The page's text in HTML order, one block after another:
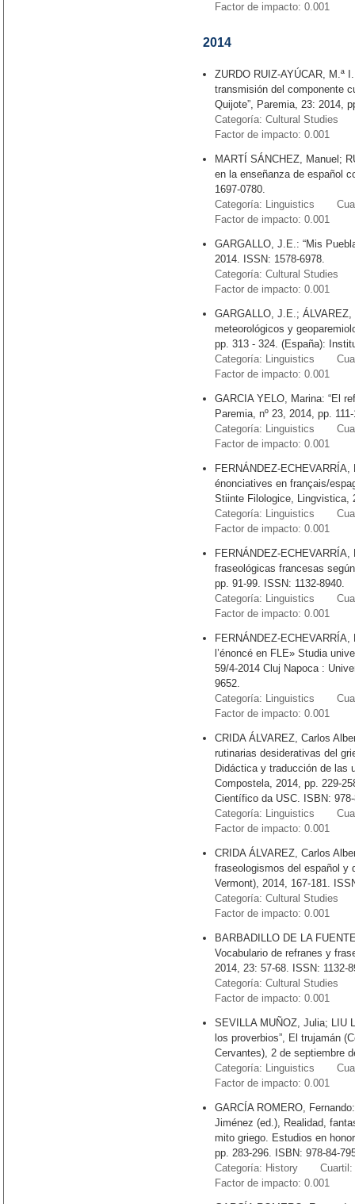
Factor de impacto: 0.001
2014
ZURDO RUIZ-AYÚCAR, M.ª
transmisión del componente
Quijote”, Paremia, 23: 2014,
Categoría: Cultural Studies
Factor de impacto: 0.001
MARTÍ SÁNCHEZ, Manuel;
en la enseñanza de español
1697-0780.
Categoría: Linguistics
Factor de impacto: 0.001
GARGALLO, J.E.: “Mis
2014. ISSN: 1578-6978.
Categoría: Cultural Studies
Factor de impacto: 0.001
GARGALLO, J.E.;
meteorológicos y
pp. 313 - 324. (España):
Categoría: Linguistics
Factor de impacto: 0.001
GARCIA YELO, Marina: “El
Paremia, nº 23, 2014, pp.
Categoría: Linguistics
Factor de impacto: 0.001
FERNÁNDEZ-
énonciatives en français/
Stiinte Filologice, Lingvistica,
Categoría: Linguistics
Factor de impacto: 0.001
FERNÁNDEZ-
fraseológicas francesas
pp. 91-99. ISSN: 1132-8940.
Categoría: Linguistics
Factor de impacto: 0.001
FERNÁNDEZ-
l’énoncé en FLE» Studia
59/4-2014 Cluj Napoca :
9652.
Categoría: Linguistics
Factor de impacto: 0.001
CRIDA ÁLVAREZ, Carlos
rutinarias desiderativas del
Didáctica y traducción de las
Compostela, 2014, pp. 229-
Científico da USC. ISBN:
Categoría: Linguistics
Factor de impacto: 0.001
CRIDA ÁLVAREZ, Carlos
fraseologismos del español y
Vermont), 2014, 167-181.
Categoría: Cultural Studies
Factor de impacto: 0.001
BARBADILLO DE LA
Vocabulario de refranes y
2014, 23: 57-68. ISSN: 1132-
Categoría: Cultural Studies
Factor de impacto: 0.001
SEVILLA MUÑOZ, Julia; LIU
los proverbios”, El trujamán
Cervantes), 2 de septiembre
Categoría: Linguistics
Factor de impacto: 0.001
GARCÍA ROMERO,
Jiménez (ed.), Realidad,
mito griego. Estudios en
pp. 283-296. ISBN: 978-84-
Categoría: History Cuartil:
Factor de impacto: 0.001